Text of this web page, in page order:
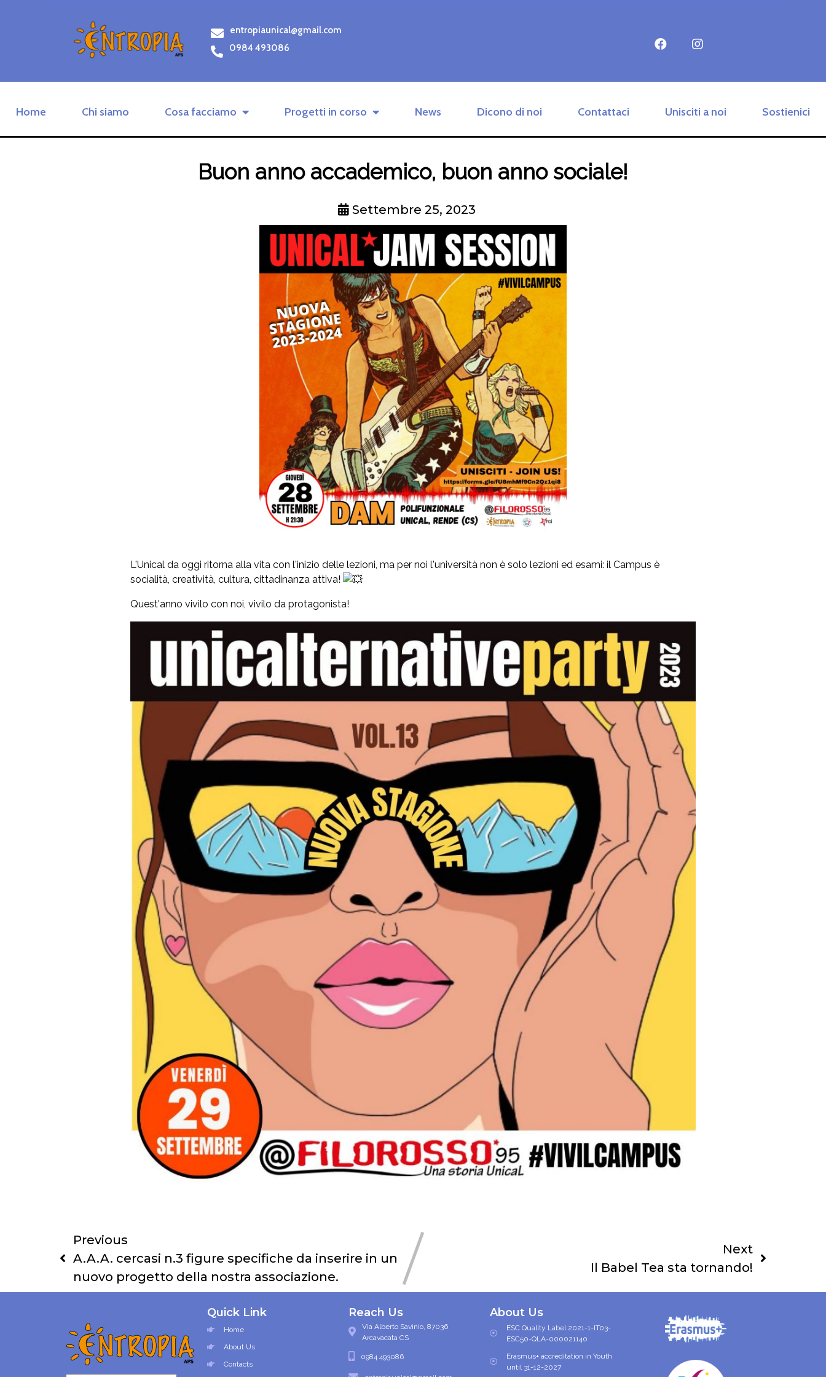
entropiaunical@gmail.com
0984 493086
Home Chi siamo Cosa facciamo Progetti in corso News Dicono di noi Contattaci Unisciti a noi Sostienici
Buon anno accademico, buon anno sociale!
Settembre 25, 2023
L'Unical da oggi ritorna alla vita con l'inizio delle lezioni, ma per noi l'università non è solo lezioni ed esami: il Campus è
socialità, creatività, cultura, cittadinanza attiva!
Quest'anno vivilo con noi, vivilo da protagonista!
Previous
A.A.A. cercasi n.3 figure specifiche da inserire in un
nuovo progetto della nostra associazione.
Next
Il Babel Tea sta tornando!
Quick Link
Home
About Us
Contacts
Reach Us
Via Alberto Savinio, 87036
Arcavacata CS
0984 493086
About Us
ESC Quality Label 2021-1-IT03-
ESC50-QLA-000021140
Erasmus+ accreditation in Youth
until 31-12-2027